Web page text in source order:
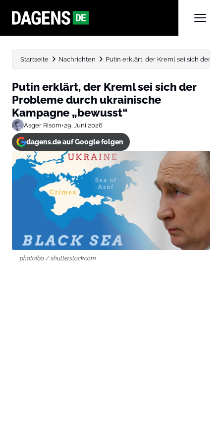
Startseite Nachrichten Putin erklärt, der Kreml sei sich der
Putin erklärt, der Kreml sei sich der
Probleme durch ukrainische
Kampagne „bewusst“
Asger Risom•29. Juni 2026
dagens.de auf Google folgen
photoibo / shutterstock.com